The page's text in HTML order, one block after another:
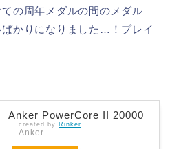
ての周年メダルの間のメダル
かりになりました…！プレイ
Anker PowerCore II 20000
created by Rinker
Anker